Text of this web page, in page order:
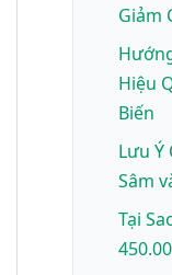
Giảm
Hiệu
Biến
Lưu Ý
Sâm
Tại